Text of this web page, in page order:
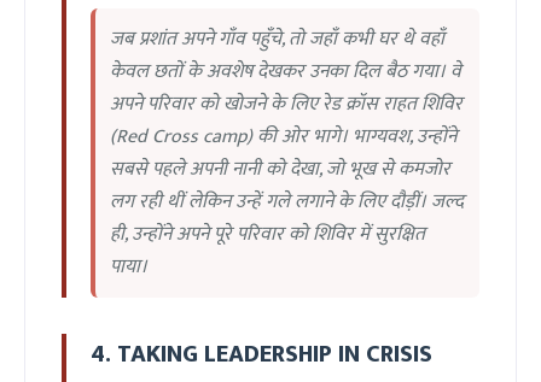
जब प्रशांत अपने गाँव पहुँचे, तो जहाँ कभी घर थे वहाँ
केवल छतों के अवशेष देखकर उनका दिल बैठ गया। वे
अपने परिवार को खोजने के लिए रेड क्रॉस राहत शिविर
(Red Cross camp) की ओर भागे। भाग्यवश, उन्होंने
सबसे पहले अपनी नानी को देखा, जो भूख से कमजोर
लग रही थीं लेकिन उन्हें गले लगाने के लिए दौड़ीं। जल्द
ही, उन्होंने अपने पूरे परिवार को शिविर में सुरक्षित
पाया।
4. TAKING LEADERSHIP IN CRISIS